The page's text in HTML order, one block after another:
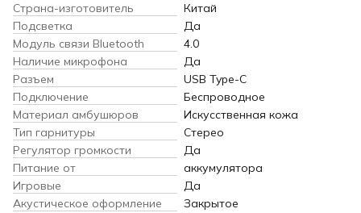
Страна-изготовитель
Китай
Подсветка
Да
Модуль связи Bluetooth
4.0
Наличие микрофона
Да
Разъем
USB Type-C
Подключение
Беспроводное
Материал амбушюров
Искусственная кожа
Тип гарнитуры
Стерео
Регулятор громкости
Да
Питание от
аккумулятора
Игровые
Да
Акустическое оформление
Закрытое